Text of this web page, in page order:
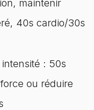
maintenir
40s cardio/30s
: 50s
ou réduire